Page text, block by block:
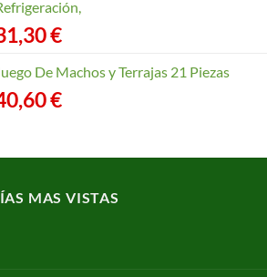
€
De Machos y Terrajas 21 Piezas
€
MAS VISTAS